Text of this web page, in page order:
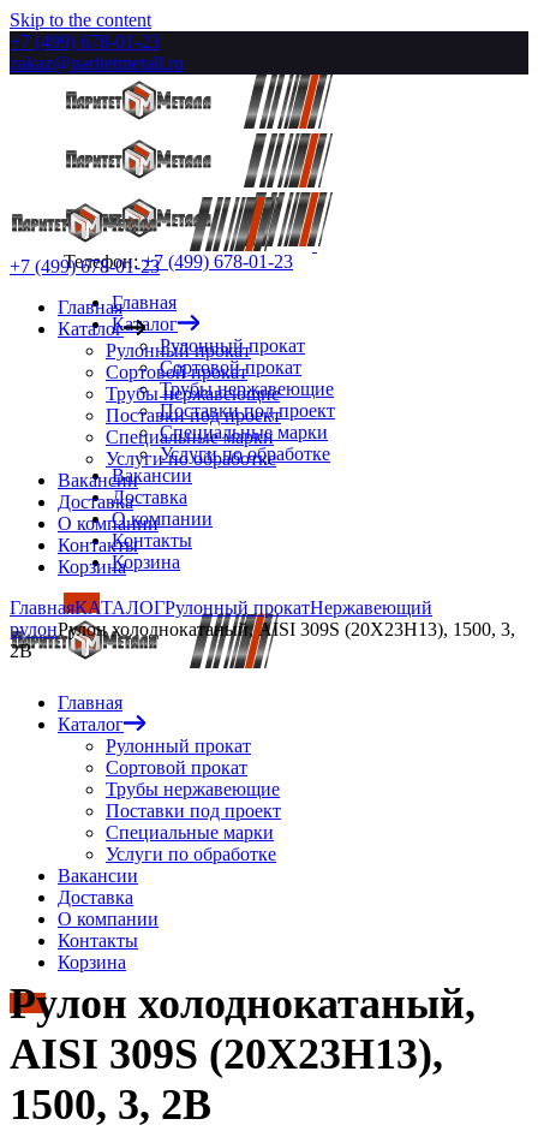
Skip to the content
+7 (499) 678-01-23
zakaz@paritetmetall.ru
Телефон:+7 (499) 678-01-23
Главная
Каталог
Рулонный прокат
Сортовой прокат
Трубы нержавеющие
Поставки под проект
Специальные марки
Услуги по обработке
Вакансии
Доставка
О компании
Контакты
Корзина
Главная
Каталог
Рулонный прокат
Сортовой прокат
Трубы нержавеющие
Поставки под проект
Специальные марки
Услуги по обработке
Вакансии
Доставка
О компании
Контакты
Корзина
+7 (499) 678-01-23
Главная
Каталог
Рулонный прокат
Сортовой прокат
Трубы нержавеющие
Поставки под проект
Специальные марки
Услуги по обработке
Вакансии
Доставка
О компании
Контакты
Корзина
ГлавнаяКАТАЛОГРулонный прокатНержавеющий
рулонРулон холоднокатаный, AISI 309S (20Х23Н13), 1500, 3,
2B
Рулон холоднокатаный,
AISI 309S (20Х23Н13),
1500, 3, 2B